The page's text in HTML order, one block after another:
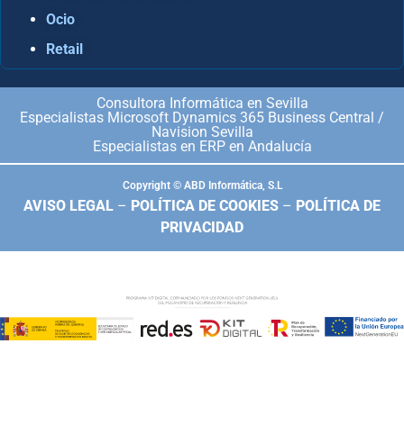
Ocio
Retail
Consultora Informática en Sevilla
Especialistas Microsoft Dynamics 365 Business Central /
Navision Sevilla
Especialistas en ERP en Andalucía
Copyright © ABD Informática, S.L
AVISO LEGAL – POLÍTICA DE COOKIES – POLÍTICA DE
PRIVACIDAD